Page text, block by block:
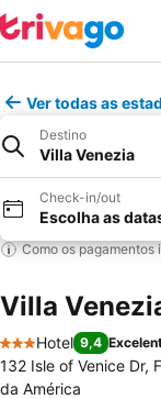
Ver todas as
Destino
Villa Venezia
Check-in/out
Escolha as
Como os pagamentos
Villa
3 Estrelas
Hotel 9,4
132 Isle of Venice Dr,
da América